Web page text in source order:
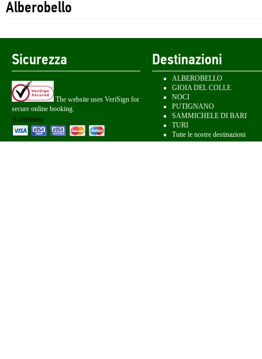
Alberobello
Sicurezza
The website uses VeriSign for
secure online booking.
Accettiamo:
Destinazioni
ALBEROBELLO
GIOIA DEL COLLE
NOCI
PUTIGNANO
SAMMICHELE DI BARI
TURI
Tutte le nostre destinazioni